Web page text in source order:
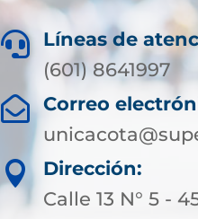

Líneas de
(601) 8641997
 Correo

Dirección:
Calle 13 N° 5 -